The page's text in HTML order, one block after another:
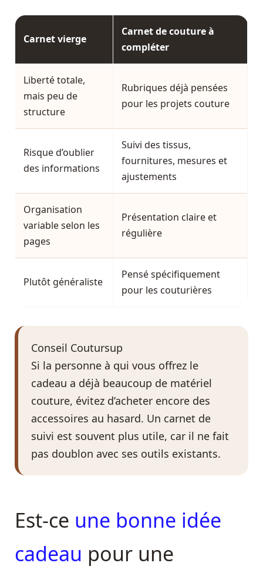
Carnet vierge
Carnet de couture à
compléter
Liberté totale,
mais peu de
structure
Rubriques déjà pensées
pour les projets couture
Risque d’oublier
des informations
Suivi des tissus,
fournitures, mesures et
ajustements
Organisation
variable selon les
pages
Présentation claire et
régulière
Plutôt généraliste
Pensé spécifiquement
pour les couturières
Conseil Coutursup
Si la personne à qui vous offrez le
cadeau a déjà beaucoup de matériel
couture, évitez d’acheter encore des
accessoires au hasard. Un carnet de
suivi est souvent plus utile, car il ne fait
pas doublon avec ses outils existants.
Est-ce une bonne idée
cadeau pour une